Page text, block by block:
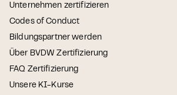
Unternehmen zertifizieren
Codes of Conduct
Bildungspartner werden
Über BVDW Zertifizierung
FAQ Zertifizierung
Unsere KI-Kurse